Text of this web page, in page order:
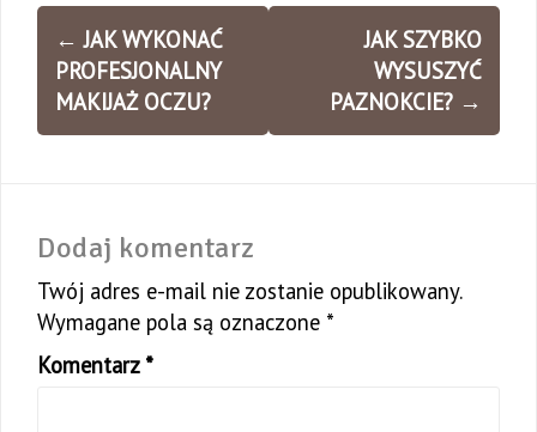
Zobacz
wpisy
← JAK WYKONAĆ
PROFESJONALNY
MAKIJAŻ OCZU?
JAK SZYBKO
WYSUSZYĆ
PAZNOKCIE? →
Dodaj komentarz
Twój adres e-mail nie zostanie opublikowany.
Wymagane pola są oznaczone *
Komentarz *